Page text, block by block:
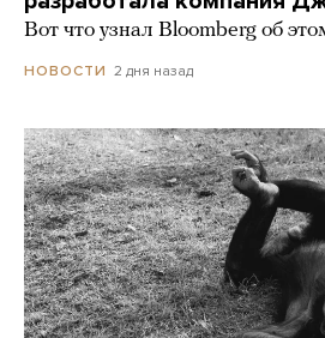
Вот что узнал Bloomberg об
НОВОСТИ 2 дня назад